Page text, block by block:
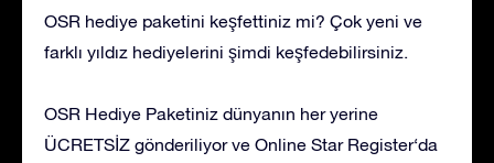
OSR hediye paketini keşfettiniz mi? Çok yeni ve
farklı yıldız hediyelerini şimdi keşfedebilirsiniz.
OSR Hediye Paketiniz dünyanın her yerine
ÜCRETSİZ gönderiliyor ve Online Star Register‘da